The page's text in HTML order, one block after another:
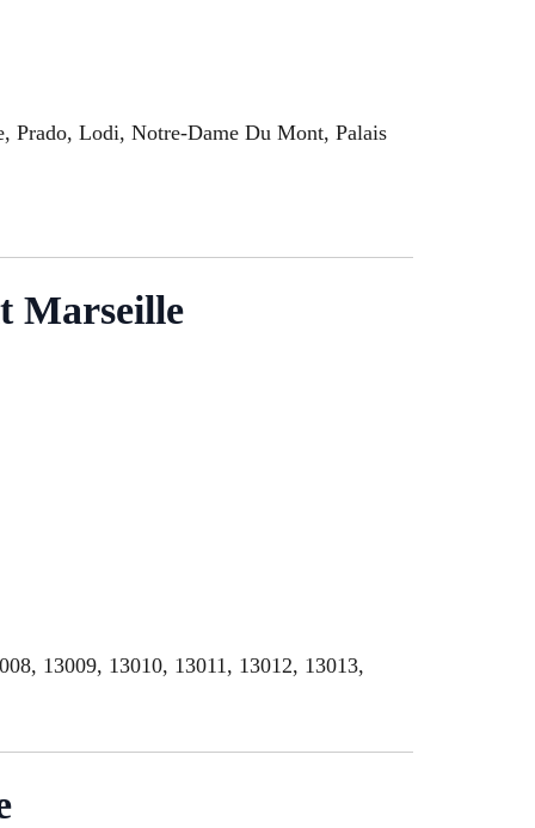
Prado, Lodi, Notre-Dame Du Mont, Palais
Marseille
13009, 13010, 13011, 13012, 13013,